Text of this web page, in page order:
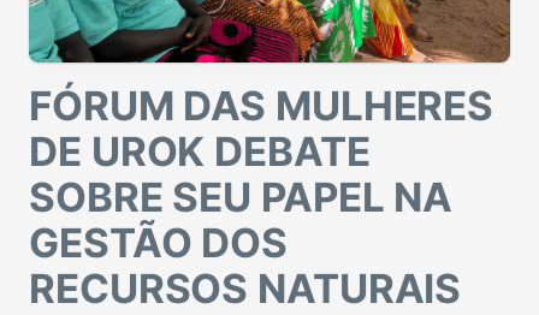
FÓRUM DAS MULHERES
DE UROK DEBATE
SOBRE SEU PAPEL NA
GESTÃO DOS
RECURSOS NATURAIS